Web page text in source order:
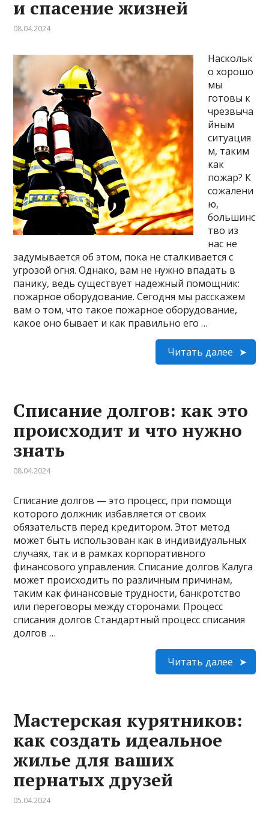
и спасение жизней
08.04.2024
Наскольк
о хорошо
мы
готовы к
чрезвыча
йным
ситуация
м, таким
как
пожар? К
сожалени
ю,
большинс
тво из
нас не
задумывается об этом, пока не сталкивается с
угрозой огня. Однако, вам не нужно впадать в
панику, ведь существует надежный помощник:
пожарное оборудование. Сегодня мы расскажем
вам о том, что такое пожарное оборудование,
какое оно бывает и как правильно его …
Читать далее
Списание долгов: как это
происходит и что нужно
знать
08.04.2024
Списание долгов — это процесс, при помощи
которого должник избавляется от своих
обязательств перед кредитором. Этот метод
может быть использован как в индивидуальных
случаях, так и в рамках корпоративного
финансового управления. Списание долгов Калуга
может происходить по различным причинам,
таким как финансовые трудности, банкротство
или переговоры между сторонами. Процесс
списания долгов Стандартный процесс списания
долгов …
Читать далее
Мастерская курятников:
как создать идеальное
жилье для ваших
пернатых друзей
05.04.2024